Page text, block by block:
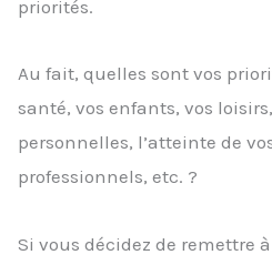
priorités.
Au fait, quelles sont vos
santé, vos enfants, vos
personnelles, l’atteinte de
professionnels, etc. ?
Si vous décidez de remettre